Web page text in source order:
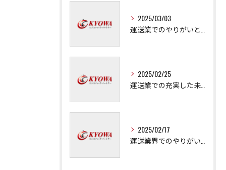
2025/03/03
2025/02/25
2025/02/17